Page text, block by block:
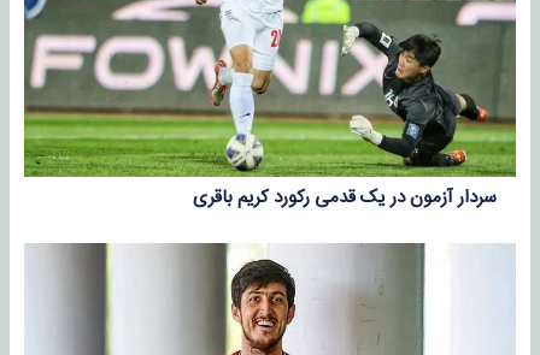
سردار آزمون در یک قدمی رکورد کریم باقری